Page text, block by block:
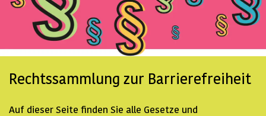
Rechtssammlung zur Barrierefreiheit
Auf dieser Seite finden Sie alle Gesetze und